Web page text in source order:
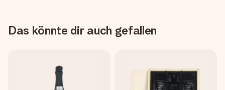
Das könnte dir auch gefallen